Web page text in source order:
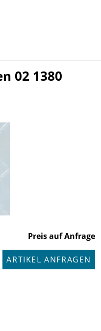
02 1380
Preis auf Anfrage
ARTIKEL ANFRAGEN